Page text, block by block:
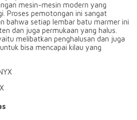
mesin-mesin modern yang
Proses pemotongan ini sangat
bahwa setiap lembar batu marmer ini
dan juga permukaan yang halus.
melibatkan penghalusan dan juga
bisa mencapai kilau yang